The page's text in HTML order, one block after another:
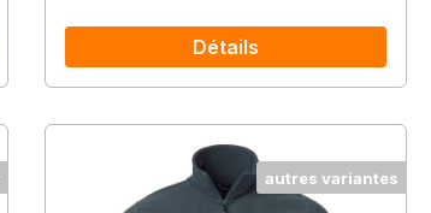
Détails
autres variantes